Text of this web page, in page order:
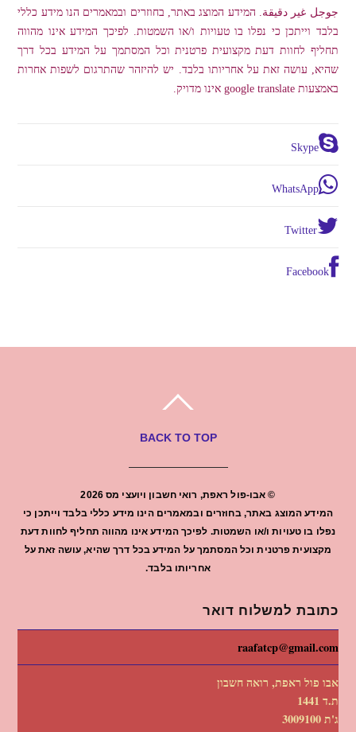
جوجل غير دقيقة. המידע המוצג באתר, בחוזרים ובמאמרים הנו מידע כללי
בלבד וייתכן כי נפלו בו טעויות ו/או השמטות. לפיכך המידע אינו מהווה
תחליף לחוות דעת מקצועית פרטנית וכל המסתמך על המידע בכל דרך
שהיא, עושה זאת על אחריותו בלבד. יש להיזהר שהתרגום לשפות אחרות
באמצעות google translate אינו מדויק.
Skype
WhatsApp
Twitter
Facebook
BACK TO TOP
© אבו-פול ראפת, רואי חשבון ויועצי מס2026
המידע המוצג באתר, בחוזרים ובמאמרים הינו מידע כללי בלבד וייתכן כי
נפלו בו טעויות ו/או השמטות. לפיכך המידע אינו מהווה תחליף לחוות דעת
מקצועית פרטנית וכל המסתמך על המידע בכל דרך שהיא, עושה זאת על
אחריותו בלבד.
כתובת למשלוח דואר
raafatcp@gmail.com
אבו פול ראפת, רואה חשבון
ת.ד 1441
ג'ת 3009100